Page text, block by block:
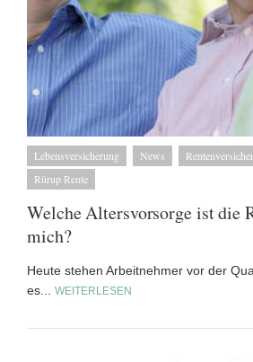
Lebensversicherung News
Rürup Rente
Welche Altersvorsorge ist die
mich?
Heute stehen Arbeitnehmer vor der
es... WEITERLESEN